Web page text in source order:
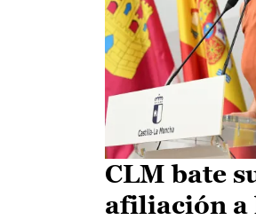
CLM bate
afiliación a